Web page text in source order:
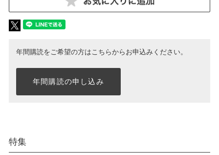
年間購読をご希望の方はこちらからお申込みください。
年間購読の申し込み
特集